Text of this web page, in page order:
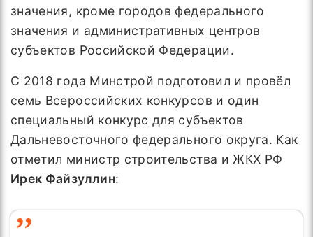
значения, кроме городов федерального
значения и административных центров
субъектов Российской Федерации.
С 2018 года Минстрой подготовил и провёл
семь Всероссийских конкурсов и один
специальный конкурс для субъектов
Дальневосточного федерального округа. Как
отметил министр строительства и ЖКХ РФ
Ирек Файзуллин: